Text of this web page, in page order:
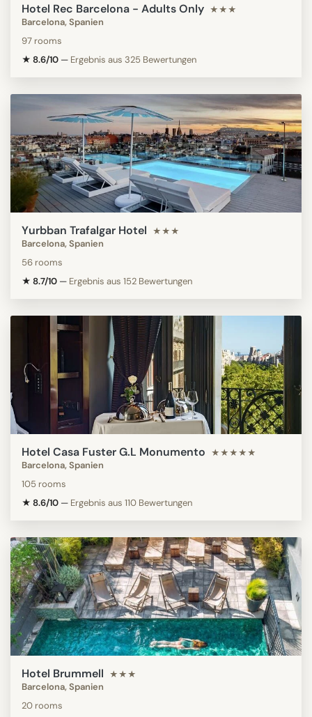
Hotel Rec Barcelona - Adults Only ★★★
Barcelona, Spanien
97 rooms
★ 8.6/10 — Ergebnis aus 325 Bewertungen
Yurbban Trafalgar Hotel ★★★
Barcelona, Spanien
56 rooms
★ 8.7/10 — Ergebnis aus 152 Bewertungen
Hotel Casa Fuster G.L Monumento ★★★★★
Barcelona, Spanien
105 rooms
★ 8.6/10 — Ergebnis aus 110 Bewertungen
Hotel Brummell ★★★
Barcelona, Spanien
20 rooms